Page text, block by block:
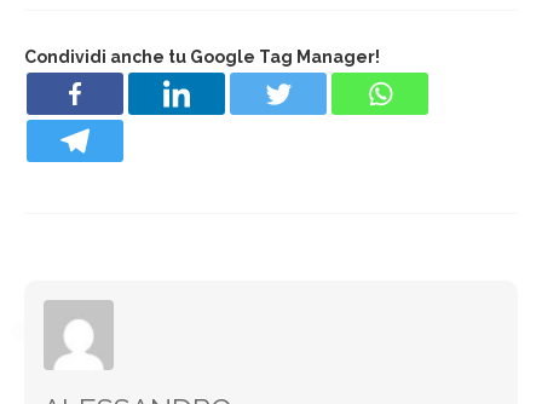
Condividi anche tu Google Tag Manager!